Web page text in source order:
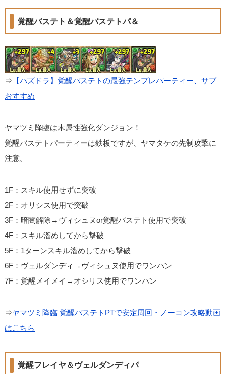
覚醒バステト＆覚醒バステトパ＆
⇒ 【パズドラ】覚醒バステトの最強テンプレパーティー、サブ
おすすめ
ヤマツミ降臨は木属性強化ダンジョン！
覚醒バステトパーティーは鉄板ですが、ヤマタケの先制攻撃に
注意。
1F：スキル使用せずに突破
2F：オリシス使用で突破
3F：暗闇解除→ヴィシュヌor覚醒バステト使用で突破
4F：スキル溜めしてから撃破
5F：1ターンスキル溜めしてから撃破
6F：ヴェルダンディ→ヴィシュヌ使用でワンパン
7F：覚醒メイメイ→オシリス使用でワンパン
⇒ヤマツミ降臨 覚醒バステトPTで安定周回・ノーコン攻略動画
はこちら
覚醒フレイヤ＆ヴェルダンディパ